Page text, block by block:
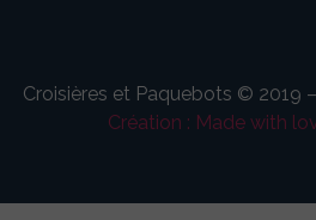
Croisières et Paquebots © 2019
Création : Made with